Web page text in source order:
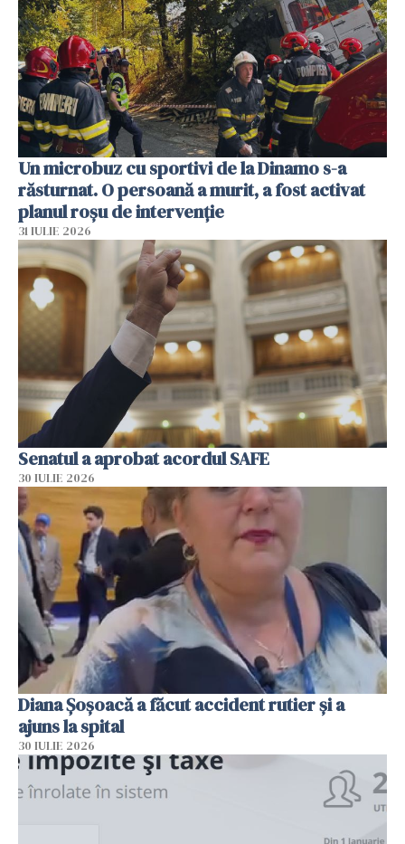
Un microbuz cu sportivi de la Dinamo s-a
răsturnat. O persoană a murit, a fost activat
planul roșu de intervenție
31 IULIE 2026
Senatul a aprobat acordul SAFE
30 IULIE 2026
Diana Șoșoacă a făcut accident rutier și a
ajuns la spital
30 IULIE 2026